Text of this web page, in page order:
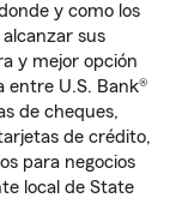
y como los
sus
y mejor opción
entre U.S. Bank®
de cheques,
de crédito,
para negocios
local de State